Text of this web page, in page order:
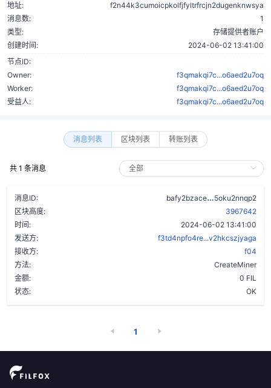
地址:
f2n44k3cumoicpkolfjfyltrfrcjn2dugenknwsya
消息数:
1
类型:
存储提供者账户
创建时间:
2024-06-02 13:41:00
节点ID:
Owner:
f3qmakqi7c...o6aed2u7oq
Worker:
f3qmakqi7c...o6aed2u7oq
受益人:
f3qmakqi7c...o6aed2u7oq
消息列表 区块列表 转账列表
共 1 条消息
消息ID: bafy2bzace
5oku2nnqp2
区块高度:
3967642
时间:
2024-06-02 13:41:00
发送方:
f3td4npfo4re...v2hkcszjyaga
接收方:
f04
方法:
CreateMiner
金额:
0 FIL
状态:
OK
1